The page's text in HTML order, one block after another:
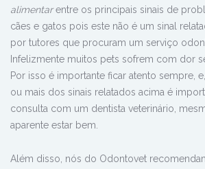
alimentarentre os principais sinais de
cães e gatos pois este não é um sinal
por tutores que procuram um serviço
Infelizmente muitos pets sofrem com dor
Por isso é importante ficar atento sempre,
ou mais dos sinais relatados acima é
consulta com um dentista veterinário,
aparente estar bem.
Além disso, nós do Odontovet